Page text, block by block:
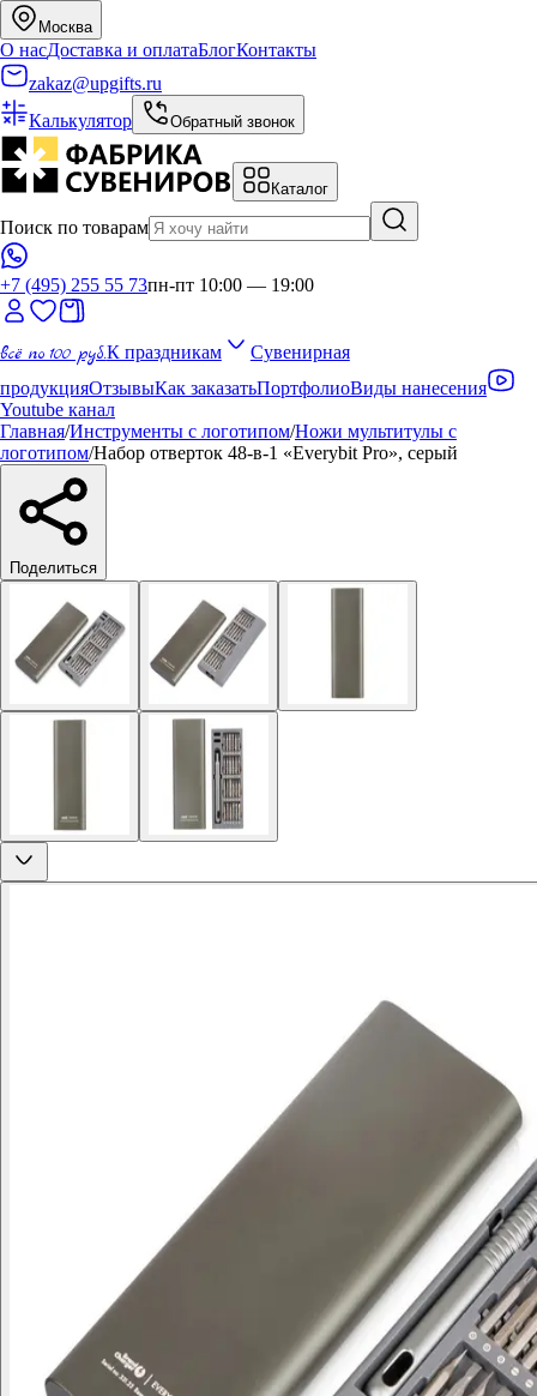
Москва
О насДоставка и оплатаБлогКонтакты
zakaz@upgifts.ru
Калькулятор
Обратный звонок
Каталог
Поиск по товарам
+7 (495) 255 55 73пн-пт 10:00 — 19:00
всё по 100 руб.К праздникам
Сувенирная
продукцияОтзывыКак заказатьПортфолиоВиды нанесения
Youtube канал
Главная/Инструменты с логотипом/Ножи мультитулы с
логотипом/Набор отверток 48-в-1 «Everybit Pro», серый
Поделиться